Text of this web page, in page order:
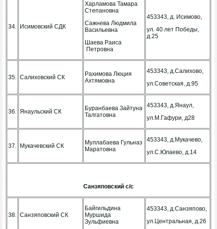
34. Исимовский СДК
Харламова Тамара
Степановна
Сажнева Людмила
Васильевна
Шаева Раиса
Петровна
453343, д. Исимово,
ул. 40 лет Победы,
д.25
35. Салиховский СК
Рахимова Люция
Ахтямовна
453343, д.Салихово,
ул.Советская, д.95
36. Янаульский СК
Буранбаева Зайтуна
Талгатовна
453343, д.Янаул,
ул.М.Гафури, д28
37. Мукачевский СК
Муллабаева Гульназ
Маратовна
453343, д.Мукачево,
ул.С.Юлаево, д.14
Санзяповский с/с
38. Санзяповский СК
Байгильдина
Муршида
Зульфиевна
453343, д.Санзяпово,
ул.Центральная, д.26